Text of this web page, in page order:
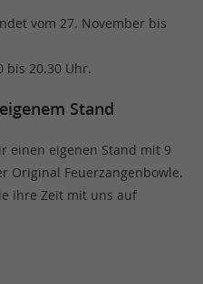
vom 27. November bis
bis 20.30 Uhr.
Stand
einen eigenen Stand mit 9
Original Feuerzangenbowle.
ihre Zeit mit uns auf